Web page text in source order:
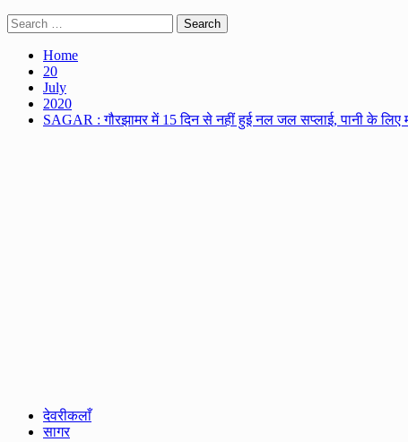
Search
for:
Home
20
July
2020
SAGAR : गौरझामर में 15 दिन से नहीं हुई नल जल सप्लाई, पानी के लिए
देवरीकलाँ
सागर